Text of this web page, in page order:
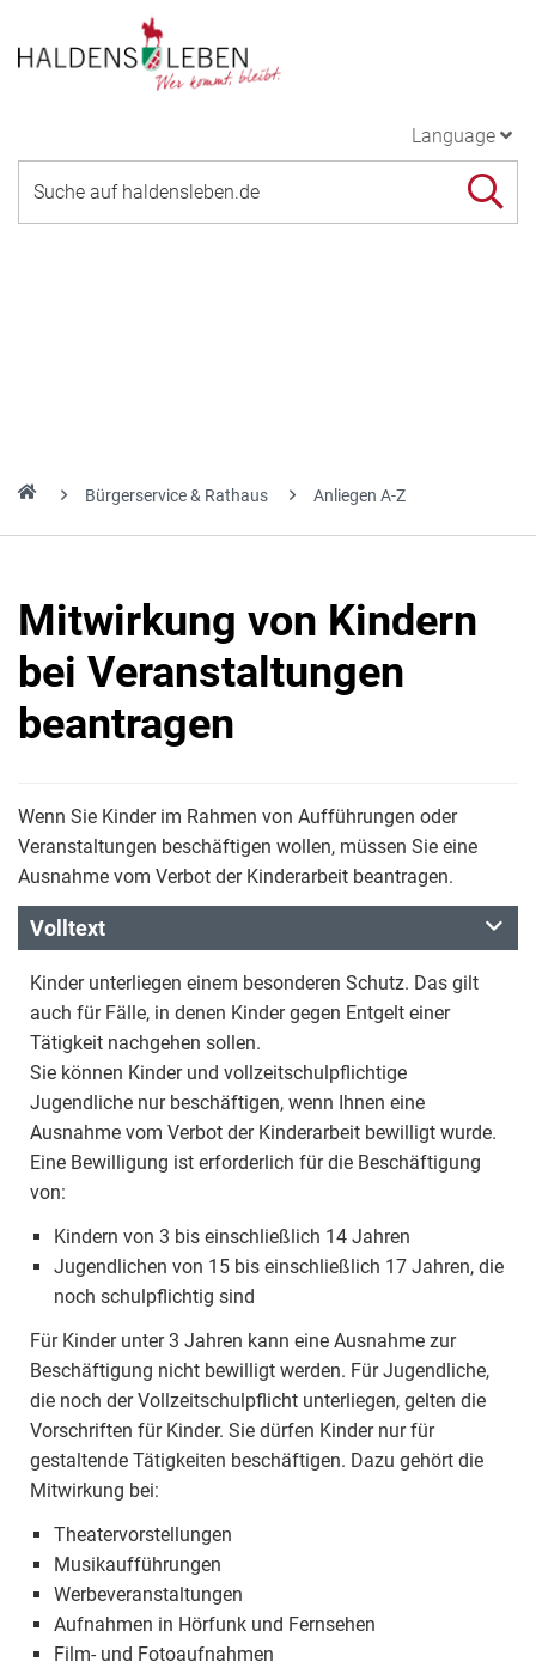
Language
Bürgerservice & Rathaus Anliegen A-Z
Mitwirkung von Kindern
bei Veranstaltungen
beantragen
Wenn Sie Kinder im Rahmen von Aufführungen oder
Veranstaltungen beschäftigen wollen, müssen Sie eine
Ausnahme vom Verbot der Kinderarbeit beantragen.
Volltext
Kinder unterliegen einem besonderen Schutz. Das gilt
auch für Fälle, in denen Kinder gegen Entgelt einer
Tätigkeit nachgehen sollen.
Sie können Kinder und vollzeitschulpflichtige
Jugendliche nur beschäftigen, wenn Ihnen eine
Ausnahme vom Verbot der Kinderarbeit bewilligt wurde.
Eine Bewilligung ist erforderlich für die Beschäftigung
von:
Kindern von 3 bis einschließlich 14 Jahren
Jugendlichen von 15 bis einschließlich 17 Jahren, die
noch schulpflichtig sind
Für Kinder unter 3 Jahren kann eine Ausnahme zur
Beschäftigung nicht bewilligt werden. Für Jugendliche,
die noch der Vollzeitschulpflicht unterliegen, gelten die
Vorschriften für Kinder. Sie dürfen Kinder nur für
gestaltende Tätigkeiten beschäftigen. Dazu gehört die
Mitwirkung bei:
Theatervorstellungen
Musikaufführungen
Werbeveranstaltungen
Aufnahmen in Hörfunk und Fernsehen
Film- und Fotoaufnahmen